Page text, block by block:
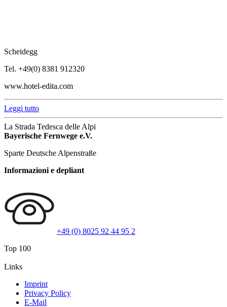
Scheidegg
Tel. +49(0) 8381 912320
www.hotel-edita.com
Leggi tutto
La Strada Tedesca delle Alpi
Bayerische Fernwege e.V.
Sparte Deutsche Alpenstraße
Informazioni e depliant
+49 (0) 8025 92 44 95 2
Top 100
Links
Imprint
Privacy Policy
E-Mail